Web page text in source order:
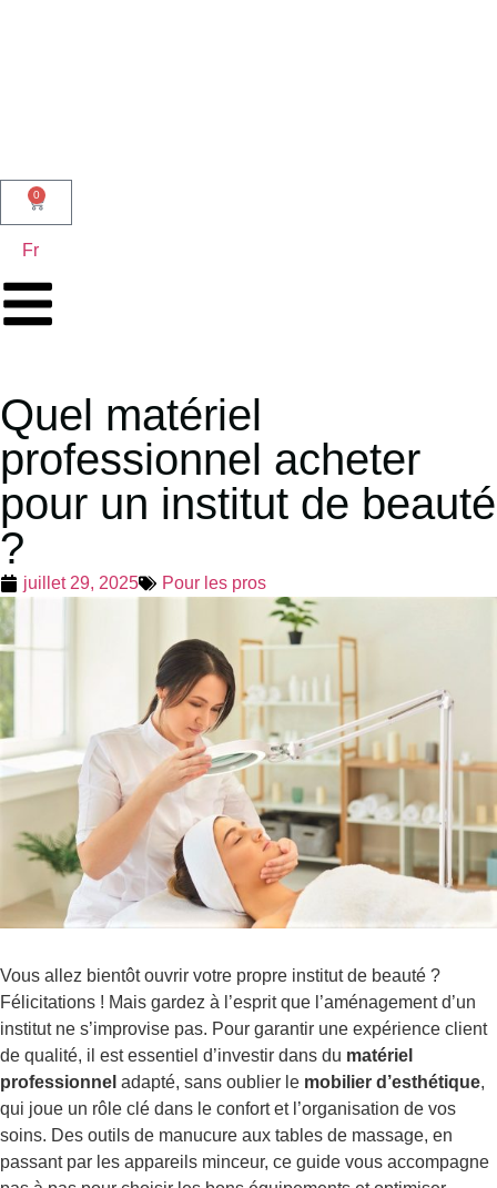
0
Fr
Quel matériel
professionnel acheter
pour un institut de beauté
?
juillet 29, 2025 Pour les pros
Vous allez bientôt ouvrir votre propre institut de beauté ?
Félicitations ! Mais gardez à l’esprit que l’aménagement d’un
institut ne s’improvise pas. Pour garantir une expérience client
de qualité, il est essentiel d’investir dans du matériel
professionnel adapté, sans oublier le mobilier d’esthétique,
qui joue un rôle clé dans le confort et l’organisation de vos
soins. Des outils de manucure aux tables de massage, en
passant par les appareils minceur, ce guide vous accompagne